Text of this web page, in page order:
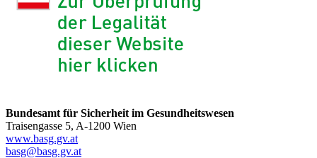
Bundesamt für Sicherheit im Gesundheitswesen
Traisengasse 5, A-1200 Wien
www.basg.gv.at
basg@basg.gv.at